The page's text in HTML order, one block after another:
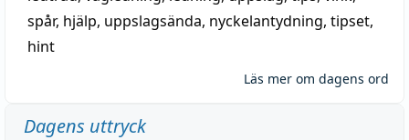
spår, hjälp, uppslagsända, nyckelantydning, tipset,
hint
Läs mer om dagens ord
Dagens uttryck